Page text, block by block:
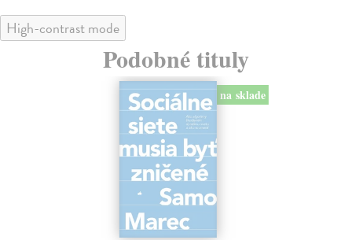
High-contrast mode
Podobné tituly
na sklade